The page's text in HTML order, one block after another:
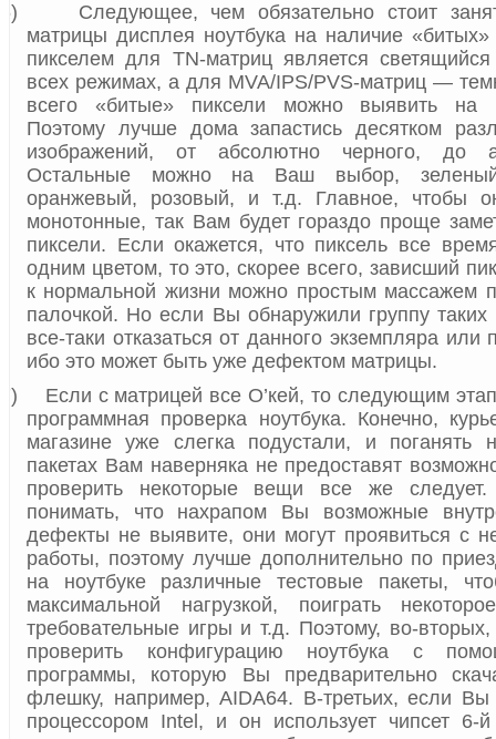
6)
Следующее, чем обязательно стоит
матрицы дисплея ноутбука на наличие
пикселем для TN-матриц является
всех режимах, а для MVA/IPS/PVS-матриц —
всего «битые» пиксели можно выявить на
Поэтому лучше дома запастись десятком
изображений, от абсолютно черного, до
Остальные можно на Ваш выбор,
оранжевый, розовый, и т.д. Главное, чтобы
монотонные, так Вам будет гораздо проще
пиксели. Если окажется, что пиксель все
одним цветом, то это, скорее всего, зависший
к нормальной жизни можно простым массажем
палочкой. Но если Вы обнаружили группу таких
все-таки отказаться от данного экземпляра или
ибо это может быть уже дефектом матрицы.
7)
Если с матрицей все О’кей, то следующим
программная проверка ноутбука. Конечно,
магазине уже слегка подустали, и поганять
пакетах Вам наверняка не предоставят
проверить некоторые вещи все же
понимать, что нахрапом Вы возможные
дефекты не выявите, они могут проявиться с
работы, поэтому лучше дополнительно по
на ноутбуке различные тестовые пакеты,
максимальной нагрузкой, поиграть
требовательные игры и т.д. Поэтому, во-
проверить конфигурацию ноутбука с
программы, которую Вы предварительно
флешку, например,AIDA64. В-третьих, если
процессором Intel , и он использует чипсет 6-